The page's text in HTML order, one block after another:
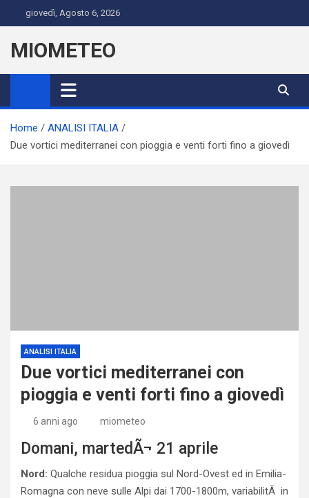
to
content
giovedì, Agosto 6, 2026
MIOMETEO
Home
ANALISI ITALIA
Due vortici mediterranei con pioggia e venti forti fino a giovedì
ANALISI ITALIA
Due vortici mediterranei con
pioggia e venti forti fino a giovedì
6 anni ago miometeo
Domani, martedÃ¬ 21 aprile
Nord: Qualche residua pioggia sul Nord-Ovest ed in Emilia-
Romagna con neve sulle Alpi dai 1700-1800m, variabilitÃ in